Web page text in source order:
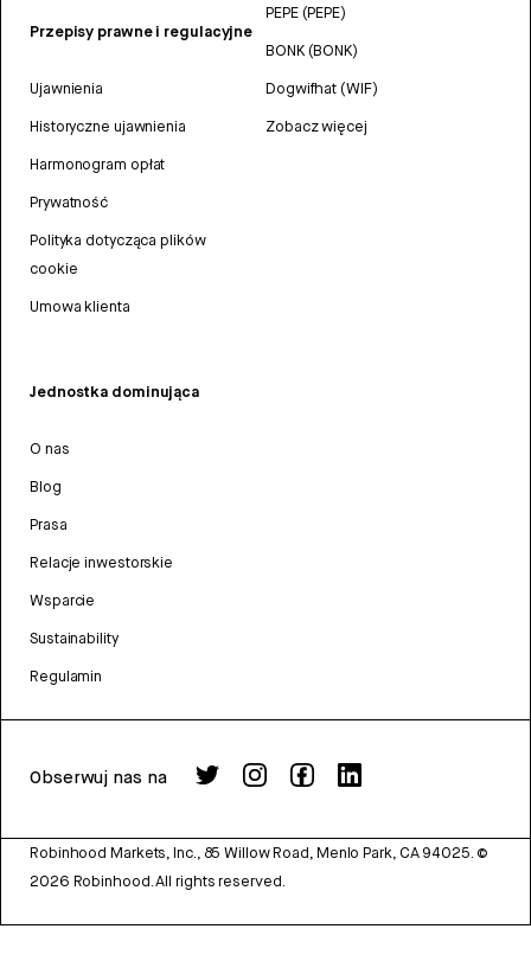
Przepisy prawne i regulacyjne
Ujawnienia
Historyczne ujawnienia
Harmonogram opłat
Prywatność
Polityka dotycząca plików
cookie
Umowa klienta
PEPE (PEPE)
BONK (BONK)
Dogwifhat (WIF)
Zobacz więcej
Jednostka dominująca
O nas
Blog
Prasa
Relacje inwestorskie
Wsparcie
Sustainability
Regulamin
Obserwuj nas na
Robinhood Markets, Inc., 85 Willow Road, Menlo Park, CA 94025. ©
2026 Robinhood. All rights reserved.